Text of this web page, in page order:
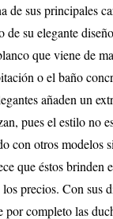
de sus principales
de su elegante
que viene de
o el baño
añaden un
pues el estilo no
con otros modelos
que éstos brinden
precios. Con sus
completo las